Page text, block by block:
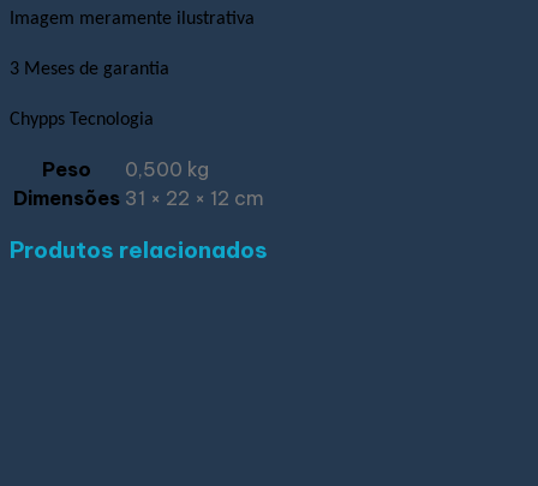
Imagem meramente ilustrativa
3 Meses de garantia
Chypps Tecnologia
Peso
0,500 kg
Dimensões 31 × 22 × 12 cm
Produtos relacionados